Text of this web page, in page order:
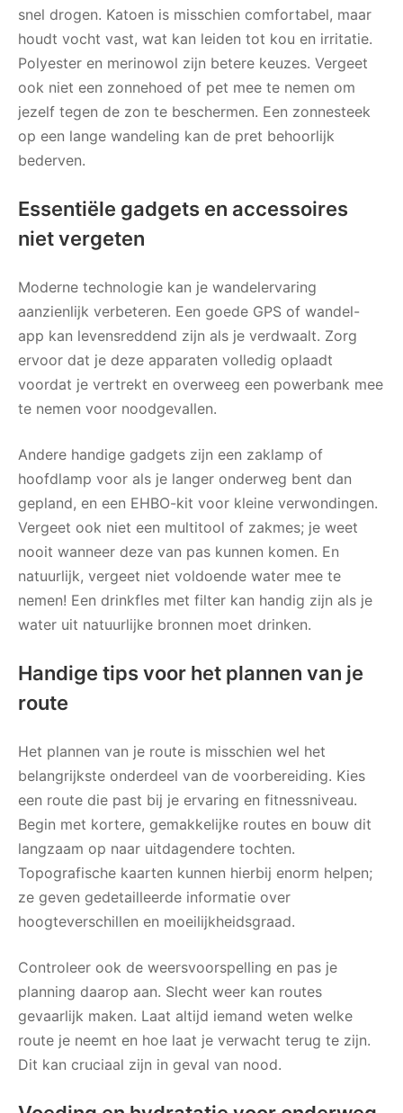
snel drogen. Katoen is misschien comfortabel, maar
houdt vocht vast, wat kan leiden tot kou en irritatie.
Polyester en merinowol zijn betere keuzes. Vergeet
ook niet een zonnehoed of pet mee te nemen om
jezelf tegen de zon te beschermen. Een zonnesteek
op een lange wandeling kan de pret behoorlijk
bederven.
Essentiële gadgets en accessoires
niet vergeten
Moderne technologie kan je wandelervaring
aanzienlijk verbeteren. Een goede GPS of wandel-
app kan levensreddend zijn als je verdwaalt. Zorg
ervoor dat je deze apparaten volledig oplaadt
voordat je vertrekt en overweeg een powerbank mee
te nemen voor noodgevallen.
Andere handige gadgets zijn een zaklamp of
hoofdlamp voor als je langer onderweg bent dan
gepland, en een EHBO-kit voor kleine verwondingen.
Vergeet ook niet een multitool of zakmes; je weet
nooit wanneer deze van pas kunnen komen. En
natuurlijk, vergeet niet voldoende water mee te
nemen! Een drinkfles met filter kan handig zijn als je
water uit natuurlijke bronnen moet drinken.
Handige tips voor het plannen van je
route
Het plannen van je route is misschien wel het
belangrijkste onderdeel van de voorbereiding. Kies
een route die past bij je ervaring en fitnessniveau.
Begin met kortere, gemakkelijke routes en bouw dit
langzaam op naar uitdagendere tochten.
Topografische kaarten kunnen hierbij enorm helpen;
ze geven gedetailleerde informatie over
hoogteverschillen en moeilijkheidsgraad.
Controleer ook de weersvoorspelling en pas je
planning daarop aan. Slecht weer kan routes
gevaarlijk maken. Laat altijd iemand weten welke
route je neemt en hoe laat je verwacht terug te zijn.
Dit kan cruciaal zijn in geval van nood.